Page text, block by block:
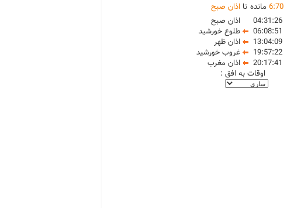
6:70 مانده تا اذان صبح
04:31:26
اذان صبح
06:08:51
طلوع خورشید
13:04:09
اذان ظهر
19:57:22
غروب خورشید
20:17:41
اذان مغرب
اوقات به افق :